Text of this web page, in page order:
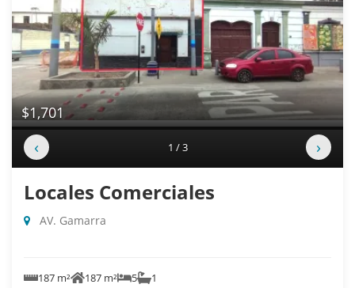
$1,701
‹ 1 / 3 ›
Locales Comerciales
AV. Gamarra
187 m² 187 m² 5 1